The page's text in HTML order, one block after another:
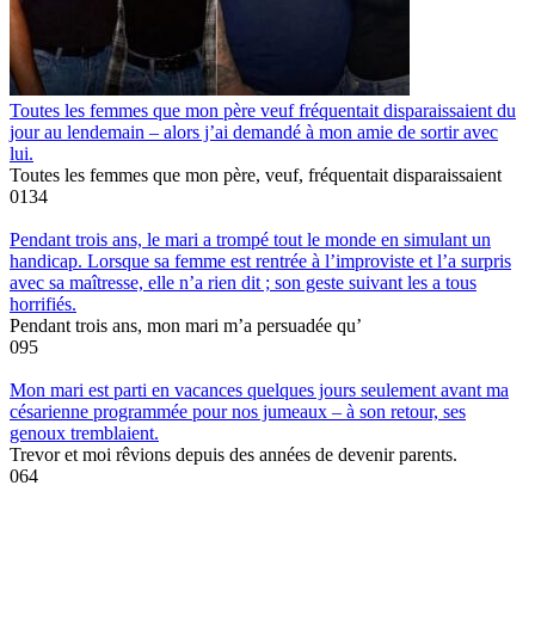
Toutes les femmes que mon père veuf fréquentait disparaissaient du
jour au lendemain – alors j’ai demandé à mon amie de sortir avec
lui.
Toutes les femmes que mon père, veuf, fréquentait disparaissaient
0134
Pendant trois ans, le mari a trompé tout le monde en simulant un
handicap. Lorsque sa femme est rentrée à l’improviste et l’a surpris
avec sa maîtresse, elle n’a rien dit ; son geste suivant les a tous
horrifiés.
Pendant trois ans, mon mari m’a persuadée qu’
095
Mon mari est parti en vacances quelques jours seulement avant ma
césarienne programmée pour nos jumeaux – à son retour, ses
genoux tremblaient.
Trevor et moi rêvions depuis des années de devenir parents.
064